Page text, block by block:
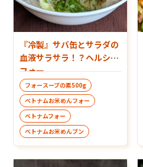
『冷製』サバ缶とサラダの
血液サラサラ！？ヘルシー
フォー
フォースープの素500g
ベトナムお米めんフォー
ベトナムフォー
ベトナムお米めんブン